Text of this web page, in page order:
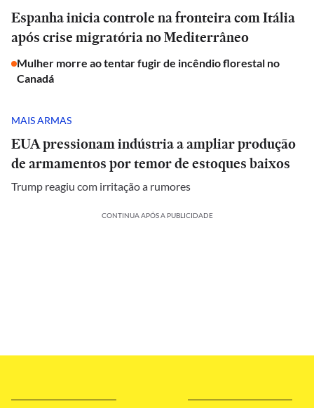
Espanha inicia controle na fronteira com Itália
após crise migratória no Mediterrâneo
Mulher morre ao tentar fugir de incêndio florestal no
Canadá
MAIS ARMAS
EUA pressionam indústria a ampliar produção
de armamentos por temor de estoques baixos
Trump reagiu com irritação a rumores
CONTINUA APÓS A PUBLICIDADE